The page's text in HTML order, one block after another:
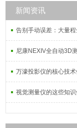
新闻资讯
告别手动误差：大量
尼康NEXIV全自动3D
万濠投影仪的核心技
视觉测量仪的这些知识